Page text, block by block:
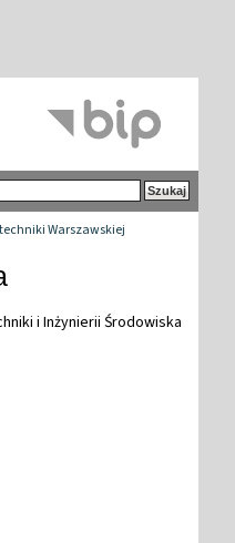
Warszawskiej
i Inżynierii Środowiska